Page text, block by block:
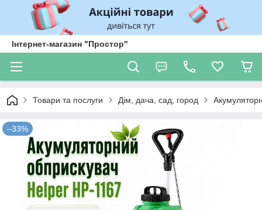
Інтернет-магазин "Простор"
Товари та послуги Дім, дача, сад, город
–33%